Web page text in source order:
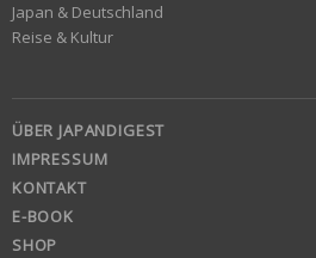
Japan & Deutschland
Reise & Kultur
ÜBER JAPANDIGEST
IMPRESSUM
KONTAKT
E-BOOK
SHOP